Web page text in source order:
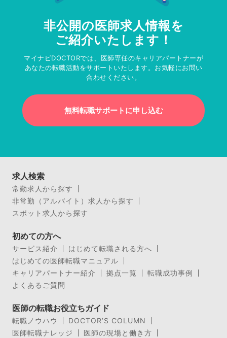
非公開の医師求人情報を
ご紹介いたします！
マイナビDOCTORでは、医師専任のキャリアパートナーが
あなたの転職活動をサポートいたします。お気軽にお問い
合わせください。
無料転職サポートに申し込む
求人検索
常勤求人から探す
非常勤（アルバイト）求人から探す
スポット求人から探す
初めての方へ
サービス紹介
はじめて転職される方へ
はじめての医師転職マニュアル
キャリアパートナー紹介
拠点一覧
転職成功事例
よくあるご質問
医師の転職お役立ちガイド
転職ノウハウ
DOCTOR’S COLUMN
医師転職ナレッジ
医師の現場と働き方